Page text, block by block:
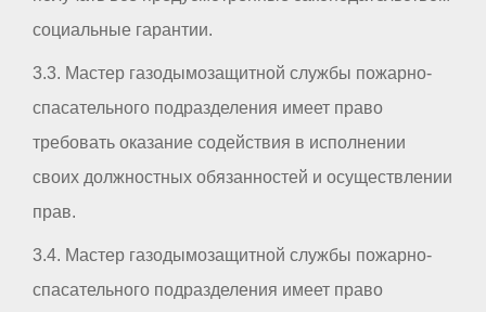
социальные гарантии.
3.3. Мастер газодымозащитной службы пожарно-
спасательного подразделения имеет право
требовать оказание содействия в исполнении
своих должностных обязанностей и осуществлении
прав.
3.4. Мастер газодымозащитной службы пожарно-
спасательного подразделения имеет право